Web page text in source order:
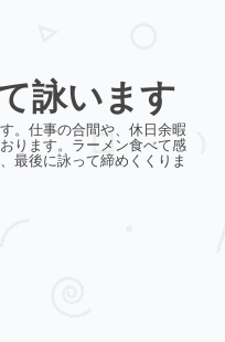
詠います
。仕事の合間や、休日余暇
ります。ラーメン食べて感
最後に詠って締めくくりま